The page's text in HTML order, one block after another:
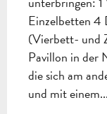
Einzelbetten 4
(Vierbett- und
Pavillon in der
die sich am
und mit einem...